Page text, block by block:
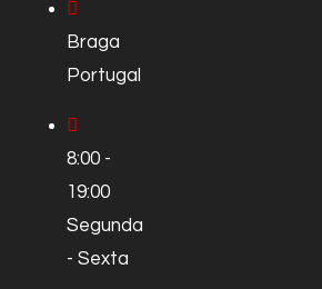
Braga
Portugal
8:00 -
19:00
Segunda
- Sexta